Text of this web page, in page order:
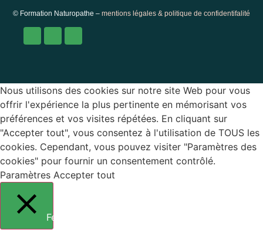
© Formation Naturopathe – mentions légales & politique de confidentifalité
Nous utilisons des cookies sur notre site Web pour vous
offrir l'expérience la plus pertinente en mémorisant vos
préférences et vos visites répétées. En cliquant sur
"Accepter tout", vous consentez à l'utilisation de TOUS les
cookies. Cependant, vous pouvez visiter "Paramètres des
cookies" pour fournir un consentement contrôlé.
Paramètres Accepter tout
Fermer